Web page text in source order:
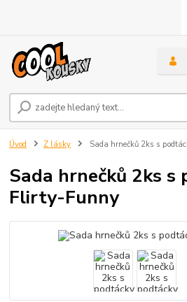
Úvod Z lásky Sada hrnečků 2ks s
Sada hrnečků 2ks s
Flirty-Funny